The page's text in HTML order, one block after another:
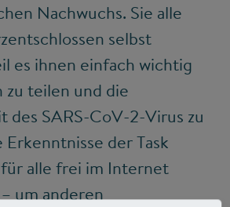
Nachwuchs. Sie alle
selbst
es ihnen einfach wichtig
zu teilen und die
des SARS-CoV-2-Virus zu
der Task
alle frei im Internet
um anderen